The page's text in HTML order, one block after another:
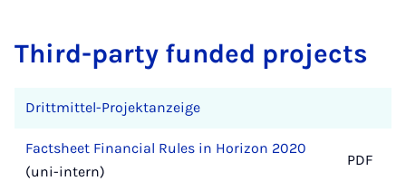
Third-party funded projects
Drittmittel-Projektanzeige
Factsheet Financial Rules in Horizon 2020
(uni-intern)
PDF